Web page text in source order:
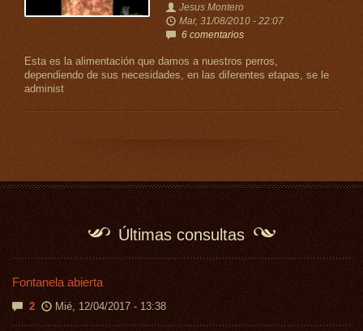
Jesus Montero
Mar, 31/08/2010 - 22:07
6 comentarios
Esta es la alimentación que damos a nuestros perros,
dependiendo de sus necesidades, en las diferentes etapas, se le
administ
Últimas consultas
Fontanela abierta
2 Mié, 12/04/2017 - 13:38